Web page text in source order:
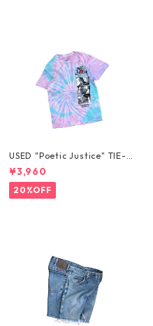
USED "Poetic Justice" TIE-D
YE TEE
¥3,960
20%OFF